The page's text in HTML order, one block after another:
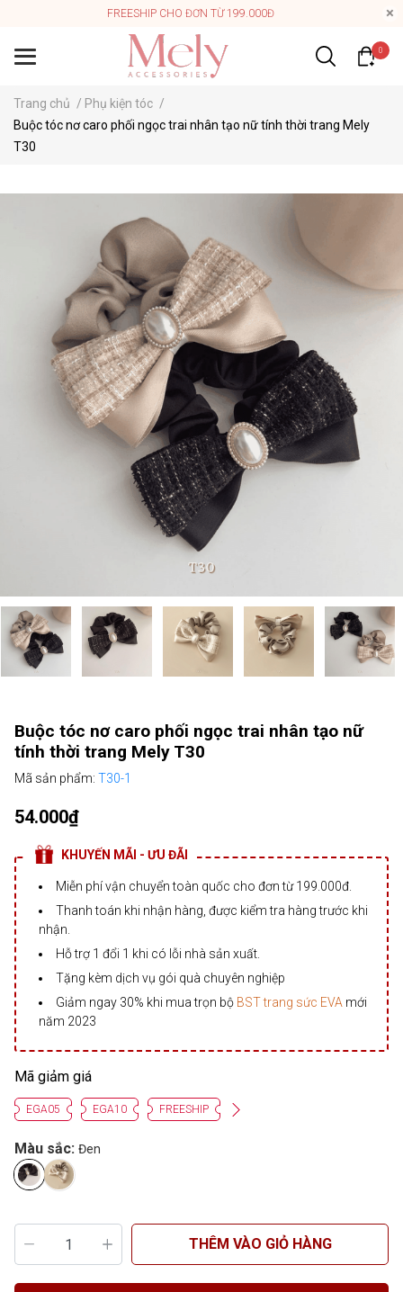
FREESHIP CHO ĐƠN TỪ 199.000Đ
0
Trang chủ / Phụ kiện tóc /
Buộc tóc nơ caro phối ngọc trai nhân tạo nữ tính thời trang Mely
T30
Buộc tóc nơ caro phối ngọc trai nhân tạo nữ
tính thời trang Mely T30
Mã sản phẩm: T30-1
54.000₫
KHUYẾN MÃI - ƯU ĐÃI
Miễn phí vận chuyển toàn quốc cho đơn từ 199.000đ.
Thanh toán khi nhận hàng, được kiểm tra hàng trước khi
nhận.
Hỗ trợ 1 đổi 1 khi có lỗi nhà sản xuất.
Tặng kèm dịch vụ gói quà chuyên nghiệp
Giảm ngay 30% khi mua trọn bộ BST trang sức EVA mới
năm 2023
Mã giảm giá
EGA05 EGA10 FREESHIP
Màu sắc: Đen
THÊM VÀO GIỎ HÀNG